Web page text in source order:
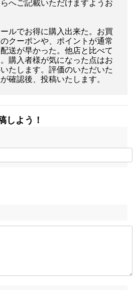
へご記載いただけますようお
ルでお得に購入出来た。お買
クーポンや、ポイントが通常
送が早かった。他店と比べて
購入者様が気になった点はお
たします。評価のいただいた
確認後、投稿いたします。
しよう！